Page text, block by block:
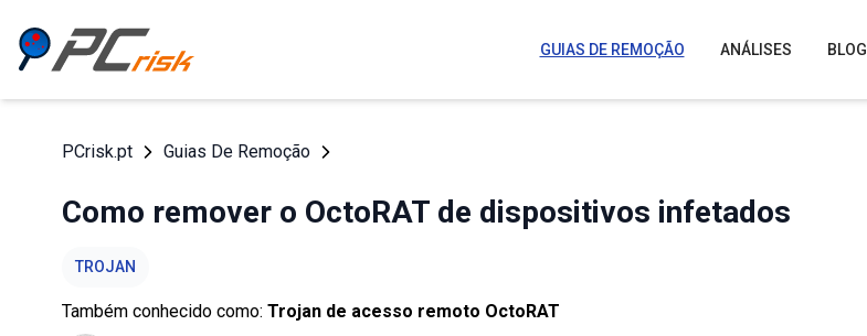
GUIAS DE REMOÇÃO ANÁLISES BLOG
PCrisk.pt Guias De Remoção
Como remover o OctoRAT de dispositivos infetados
TROJAN
Também conhecido como: Trojan de acesso remoto OctoRAT